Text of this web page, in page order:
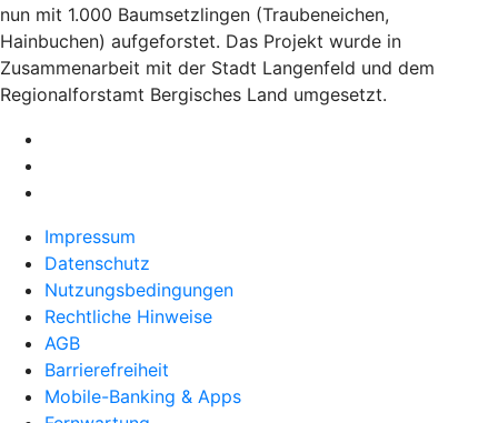
nun mit 1.000 Baumsetzlingen (Traubeneichen,
Hainbuchen) aufgeforstet. Das Projekt wurde in
Zusammenarbeit mit der Stadt Langenfeld und dem
Regionalforstamt Bergisches Land umgesetzt.
Impressum
Datenschutz
Nutzungsbedingungen
Rechtliche Hinweise
AGB
Barrierefreiheit
Mobile-Banking & Apps